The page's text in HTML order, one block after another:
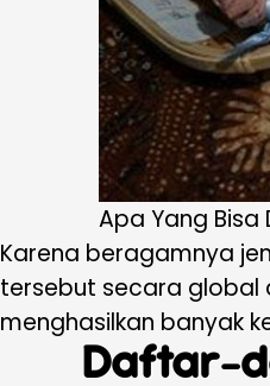
Apa Yang Bisa
Karena beragamnya
tersebut secara global
menghasilkan banyak
Daftar-